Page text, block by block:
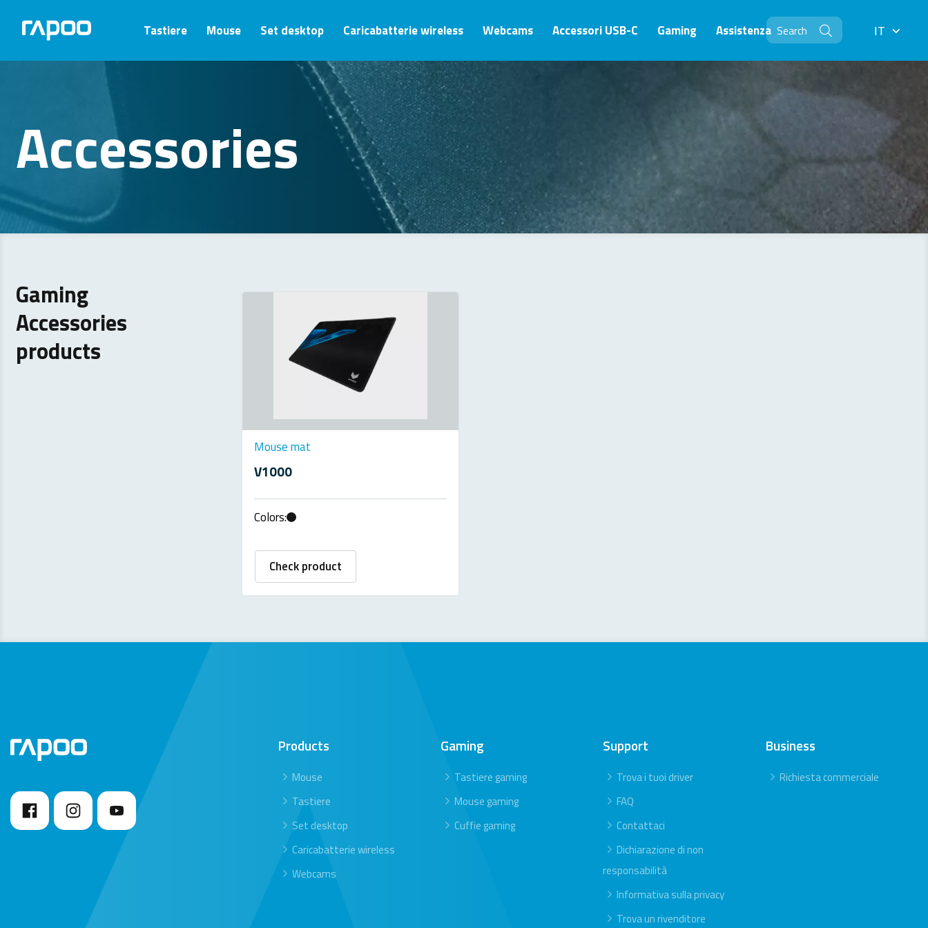
Tastiere Mouse Set desktop Caricabatterie wireless Webcams Accessori USB-C Gaming Assistenza IT
IT
Accessories
Gaming
Accessories
products
Mouse mat
V1000
Colors:
Check product
Products
Mouse
Tastiere
Set desktop
Caricabatterie wireless
Webcams
Gaming
Tastiere gaming
Mouse gaming
Cuffie gaming
Support
Trova i tuoi driver
FAQ
Contattaci
Dichiarazione di non
responsabilità
Informativa sulla privacy
Trova un rivenditore
Business
Richiesta commerciale